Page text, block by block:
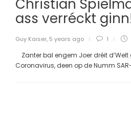
Christian
ass verréckt
Guy Kaiser, 5 years ago 1
Zanter bal engem Joer dréit d’Welt
Coronavirus, deen op de Numm